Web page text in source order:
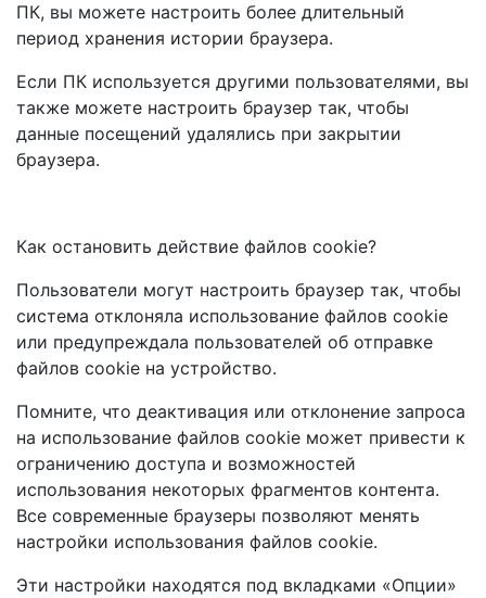
ПК, вы можете настроить более длительный
период хранения истории браузера.
Если ПК используется другими пользователями, вы
также можете настроить браузер так, чтобы
данные посещений удалялись при закрытии
браузера.
Как остановить действие файлов cookie?
Пользователи могут настроить браузер так, чтобы
система отклоняла использование файлов cookie
или предупреждала пользователей об отправке
файлов cookie на устройство.
Помните, что деактивация или отклонение запроса
на использование файлов cookie может привести к
ограничению доступа и возможностей
использования некоторых фрагментов контента.
Все современные браузеры позволяют менять
настройки использования файлов cookie.
Эти настройки находятся под вкладками «Опции»